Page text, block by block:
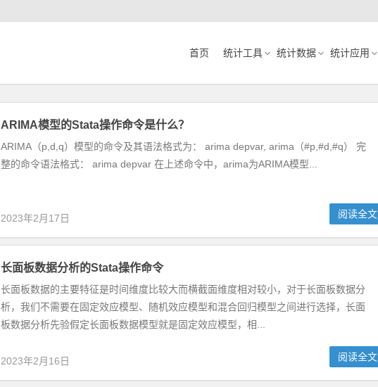
首页 统计工具 统计数据 统计应用
ARIMA模型的Stata操作命令是什么？
ARIMA（p,d,q）模型的命令及其语法格式为： arima depvar, arima（#p,#d,#q） 完
整的命令语法格式： arima depvar 在上述命令中，arima为ARIMA模型...
2023年2月17日 阅读全文
长面板数据分析的Stata操作命令
长面板数据的主要特征是时间维度比较大而横截面维度相对较小，对于长面板数据分
析，我们不需要在固定效应模型、随机效应模型和混合回归模型之间进行选择，长面
板数据分析先验假定长面板数据模型就是固定效应模型，相...
2023年2月16日 阅读全文